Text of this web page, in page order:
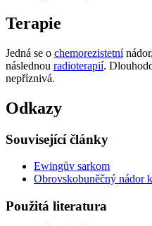
Terapie
Jedná se o chemorezistetní
následnou radioterapií.
nepříznivá.
Odkazy
Související články
Ewingův sarkom
Obrovskobuněčný nádor
Použitá literatura